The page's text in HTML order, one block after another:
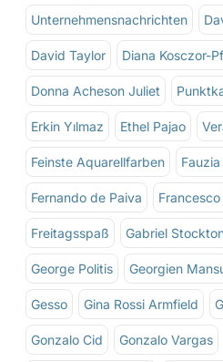
Unternehmensnachrichten
David Taylor Diana Kosczor-
Donna Acheson Juliet
Erkin Yılmaz Ethel Pajao
Feinste Aquarellfarben
Fernando de Paiva Francesco
Freitagsspaß Gabriel
George Politis Georgien
Gesso Gina Rossi Armfield
Gonzalo Cid Gonzalo Vargas